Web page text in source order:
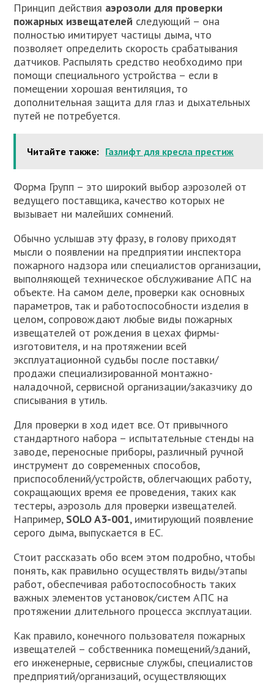
Принцип действия аэрозоли для проверки
пожарных извещателей следующий – она
полностью имитирует частицы дыма, что
позволяет определить скорость срабатывания
датчиков. Распылять средство необходимо при
помощи специального устройства – если в
помещении хорошая вентиляция, то
дополнительная защита для глаз и дыхательных
путей не потребуется.
Читайте также: Газлифт для кресла престиж
Форма Групп – это широкий выбор аэрозолей от
ведущего поставщика, качество которых не
вызывает ни малейших сомнений.
Обычно услышав эту фразу, в голову приходят
мысли о появлении на предприятии инспектора
пожарного надзора или специалистов организации,
выполняющей техническое обслуживание АПС на
объекте. На самом деле, проверки как основных
параметров, так и работоспособности изделия в
целом, сопровождают любые виды пожарных
извещателей от рождения в цехах фирмы-
изготовителя, и на протяжении всей
эксплуатационной судьбы после поставки/
продажи специализированной монтажно-
наладочной, сервисной организации/заказчику до
списывания в утиль.
Для проверки в ход идет все. От привычного
стандартного набора – испытательные стенды на
заводе, переносные приборы, различный ручной
инструмент до современных способов,
приспособлений/устройств, облегчающих работу,
сокращающих время ее проведения, таких как
тестеры, аэрозоль для проверки извещателей.
Например, SOLO A3-001, имитирующий появление
серого дыма, выпускается в ЕС.
Стоит рассказать обо всем этом подробно, чтобы
понять, как правильно осуществлять виды/этапы
работ, обеспечивая работоспособность таких
важных элементов установок/систем АПС на
протяжении длительного процесса эксплуатации.
Как правило, конечного пользователя пожарных
извещателей – собственника помещений/зданий,
его инженерные, сервисные службы, специалистов
предприятий/организаций, осуществляющих